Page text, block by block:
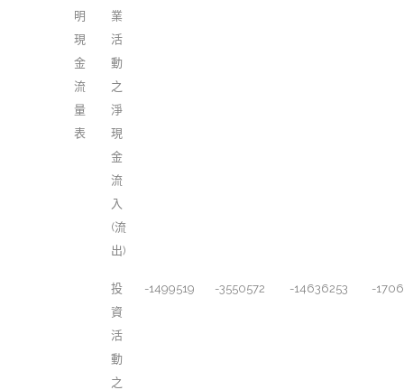
明
現
金
流
量
表
業
活
動
之
淨
現
金
流
入
(流
出)
投
資
活
動
之
-1499519 -3550572 -14636253 -